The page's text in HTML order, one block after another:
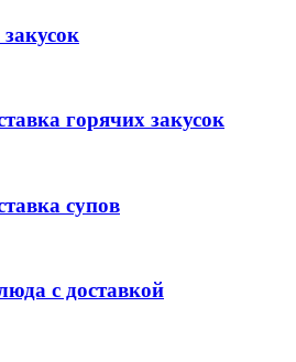
горячих закусок
супов
с доставкой